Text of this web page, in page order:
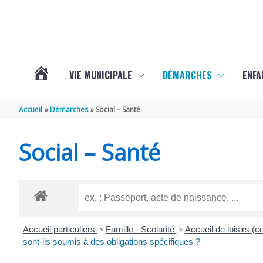
GEMME
VIE MUNICIPALE DÉMARCHES
Accueil Démarches Social – Santé
Social – Santé
Accueil particuliers > Famille - Scolarité > Accueil de loisirs
sont-ils soumis à des obligations spécifiques ?